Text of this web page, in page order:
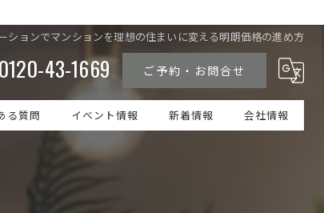
ションでマンションを理想の住まいに変える明朗価格の進め方
0120-43-1669 ご予約・お問合せ
る質問 イベント情報 新着情報 会社情報